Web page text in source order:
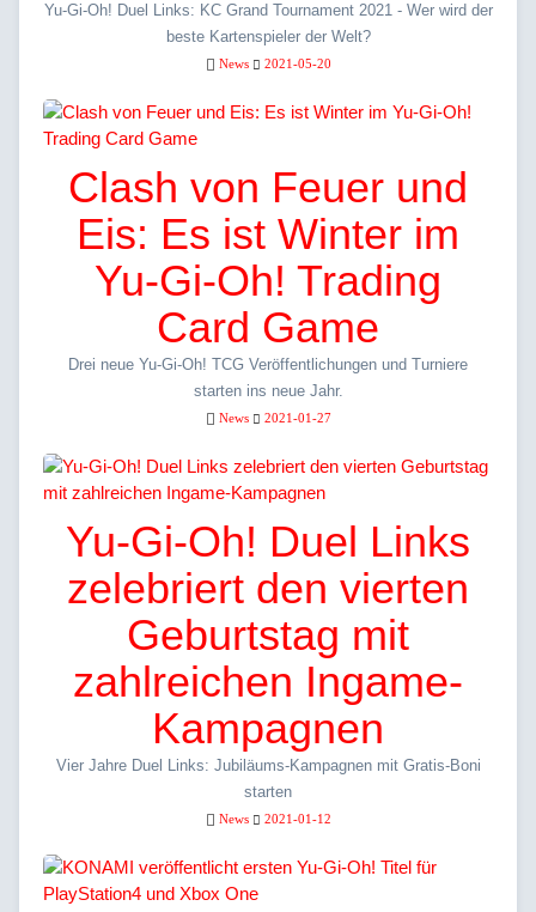
Yu-Gi-Oh! Duel Links: KC Grand Tournament 2021 - Wer wird der
beste Kartenspieler der Welt?
News 2021-05-20
Clash von Feuer und
Eis: Es ist Winter im
Yu-Gi-Oh! Trading
Card Game
Drei neue Yu-Gi-Oh! TCG Veröffentlichungen und Turniere
starten ins neue Jahr.
News 2021-01-27
Yu-Gi-Oh! Duel Links
zelebriert den vierten
Geburtstag mit
zahlreichen Ingame-
Kampagnen
Vier Jahre Duel Links: Jubiläums-Kampagnen mit Gratis-Boni
starten
News 2021-01-12